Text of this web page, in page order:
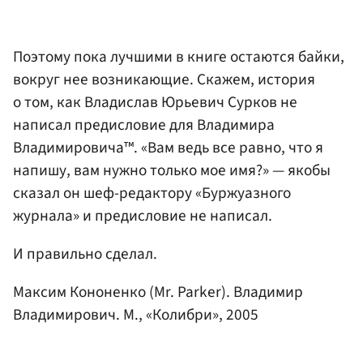
Поэтому пока лучшими в книге остаются байки,
вокруг нее возникающие. Скажем, история
о том, как Владислав Юрьевич Сурков не
написал предисловие для Владимира
Владимировича™. «Вам ведь все равно, что я
напишу, вам нужно только мое имя?» — якобы
сказал он шеф-редактору «Буржуазного
журнала» и предисловие не написал.
И правильно сделал.
Максим Кононенко (Mr. Parker). Владимир
Владимирович. М., «Колибри», 2005